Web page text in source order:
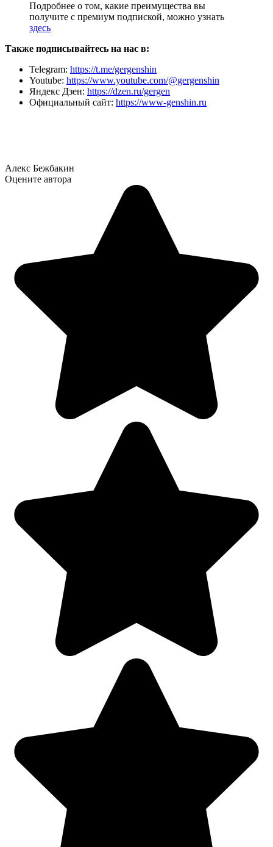
Подробнее о том, какие преимущества вы
получите с премиум подпиской, можно узнать
здесь
Также подписывайтесь на нас в:
Telegram: https://t.me/gergenshin
Youtube: https://www.youtube.com/@gergenshin
Яндекс Дзен: https://dzen.ru/gergen
Официальный сайт: https://www-genshin.ru
Алекс Бежбакин
Оцените автора